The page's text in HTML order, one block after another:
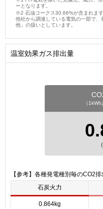
ーとなります。
石油コークス30.66%が含まれます
他社から調達している電気の一部で
他」の扱いとしています。
温室効果ガス排出量
（
【参考】各種発電種別毎のCO2
石炭火力
0.864kg